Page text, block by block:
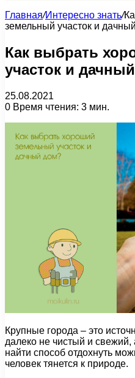
Главная/Интересно знать/
земельный участок и
Как выбрать
участок и
25.08.2021
0 Время чтения: 3 мин.
Крупные города – это
далеко не чистый и
найти способ отдохнуть
человек тянется к природе.